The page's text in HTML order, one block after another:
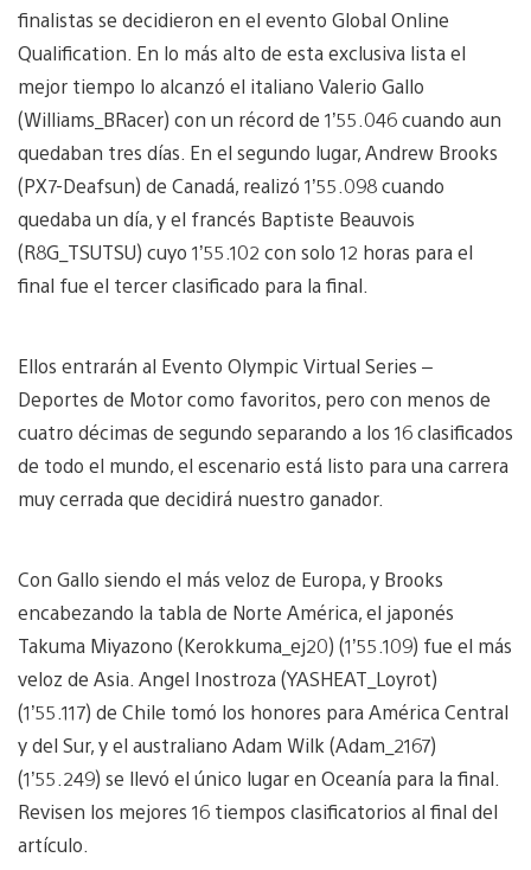
finalistas se decidieron en el evento Global Online
Qualification. En lo más alto de esta exclusiva lista el
mejor tiempo lo alcanzó el italiano Valerio Gallo
(Williams_BRacer) con un récord de 1’55.046 cuando aun
quedaban tres días. En el segundo lugar, Andrew Brooks
(PX7-Deafsun) de Canadá, realizó 1’55.098 cuando
quedaba un día, y el francés Baptiste Beauvois
(R8G_TSUTSU) cuyo 1’55.102 con solo 12 horas para el
final fue el tercer clasificado para la final.
Ellos entrarán al Evento Olympic Virtual Series –
Deportes de Motor como favoritos, pero con menos de
cuatro décimas de segundo separando a los 16 clasificados
de todo el mundo, el escenario está listo para una carrera
muy cerrada que decidirá nuestro ganador.
Con Gallo siendo el más veloz de Europa, y Brooks
encabezando la tabla de Norte América, el japonés
Takuma Miyazono (Kerokkuma_ej20) (1’55.109) fue el más
veloz de Asia. Angel Inostroza (YASHEAT_Loyrot)
(1’55.117) de Chile tomó los honores para América Central
y del Sur, y el australiano Adam Wilk (Adam_2167)
(1’55.249) se llevó el único lugar en Oceanía para la final.
Revisen los mejores 16 tiempos clasificatorios al final del
artículo.